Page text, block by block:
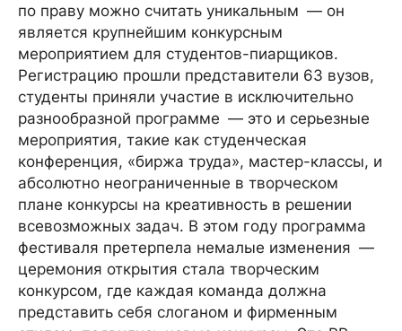
по праву можно считать уникальным — он
является крупнейшим конкурсным
мероприятием для студентов-пиарщиков.
Регистрацию прошли представители 63 вузов,
студенты приняли участие в исключительно
разнообразной программе — это и серьезные
мероприятия, такие как студенческая
конференция, «биржа труда», мастер-классы, и
абсолютно неограниченные в творческом
плане конкурсы на креативность в решении
всевозможных задач. В этом году программа
фестиваля претерпела немалые изменения —
церемония открытия стала творческим
конкурсом, где каждая команда должна
представить себя слоганом и фирменным